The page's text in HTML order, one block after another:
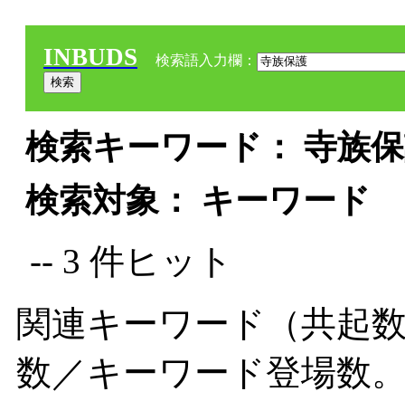
INBUDS 検索語入力欄：
検索キーワード： 寺族
検索対象： キーワード
-- 3 件ヒット
関連キーワード（共起
数／キーワード登場数